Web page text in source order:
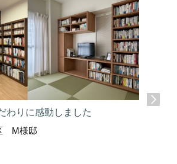
わりに感動しました
M様邸